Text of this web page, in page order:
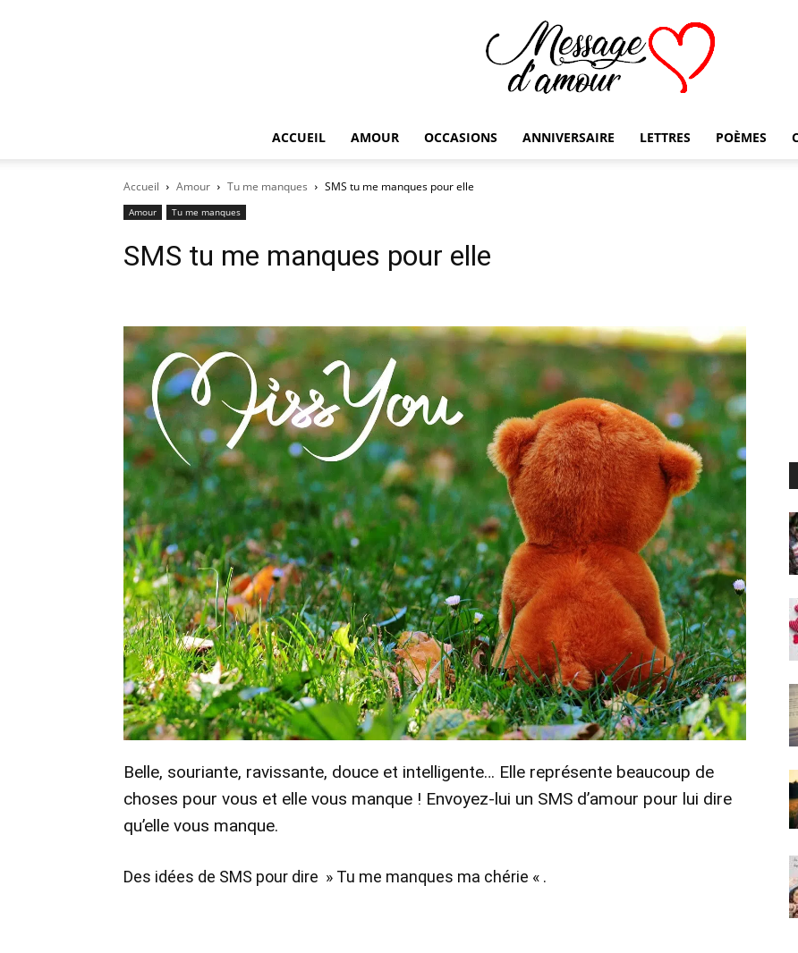
ACCUEIL AMOUR OCCASIONS ANNIVERSAIRE LETTRES POÈMES
Accueil Amour Tu me manques SMS tu me manques pour elle
Amour Tu me manques
SMS tu me manques pour elle
Belle, souriante, ravissante, douce et intelligente… Elle représente beaucoup de
choses pour vous et elle vous manque ! Envoyez-lui un SMS d’amour pour lui dire
qu’elle vous manque.
Des idées de SMS pour dire » Tu me manques ma chérie « .